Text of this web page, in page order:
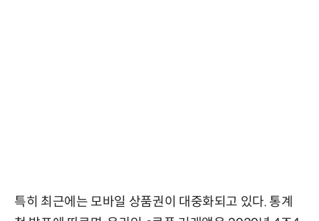
특히 최근에는 모바일 상품권이 대중화되고 있다. 통계